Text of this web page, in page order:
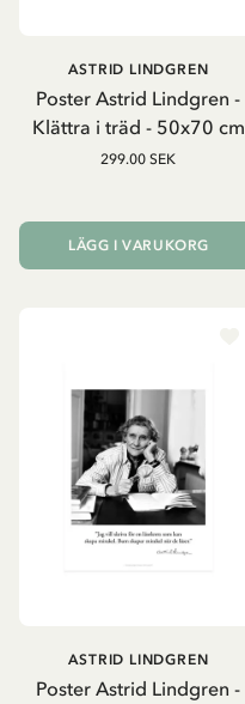
Poster Astrid Lindgren -
Klättra i träd - 50x70 cm
ASTRID LINDGREN
299.00 SEK
LÄGG I VARUKORG
Poster Astrid Lindgren -
ASTRID LINDGREN